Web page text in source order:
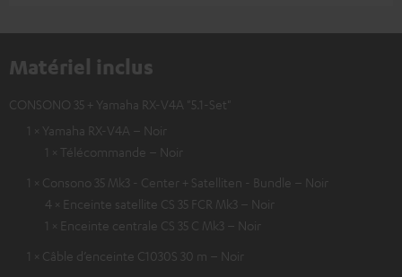
Matériel inclus
CONSONO 35 + Yamaha RX-V4A "5.1-Set"
1 × Yamaha RX-V4A – Noir
1 × Télécommande – Noir
1 × Consono 35 Mk3 - Center + Satelliten - Bundle – Noir
4 × Enceinte satellite CS 35 FCR Mk3 – Noir
1 × Enceinte centrale CS 35 C Mk3 – Noir
1 × Câble d’enceinte C1030S 30 m – Noir